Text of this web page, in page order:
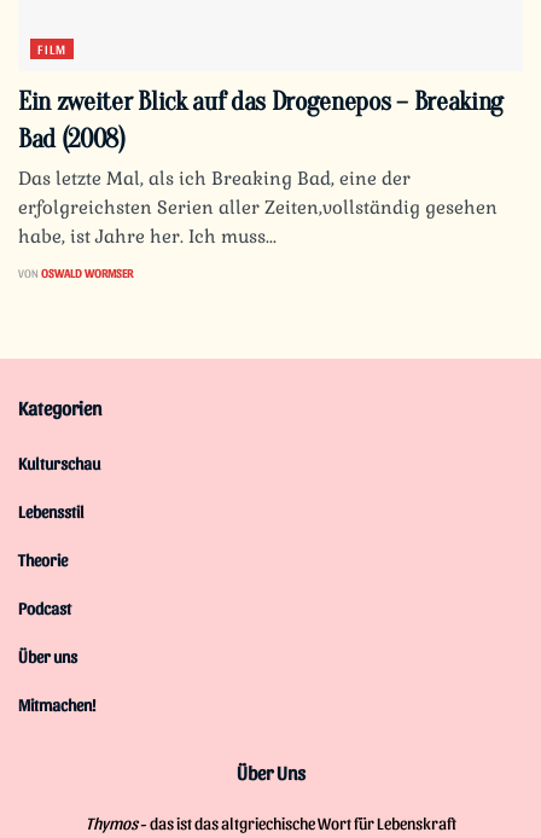
FILM
Ein zweiter Blick auf das Drogenepos – Breaking
Bad (2008)
Das letzte Mal, als ich Breaking Bad, eine der
erfolgreichsten Serien aller Zeiten,vollständig gesehen
habe, ist Jahre her. Ich muss...
VON OSWALD WORMSER
Kategorien
Kulturschau
Lebensstil
Theorie
Podcast
Über uns
Mitmachen!
Über Uns
Thymos- das ist das altgriechische Wort für Lebenskraft